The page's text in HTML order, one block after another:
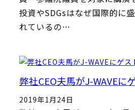
投資やSDGsはなぜ国際的に
れているの…
弊社CEO夫馬がJ-WAVEに
2019年1月24日